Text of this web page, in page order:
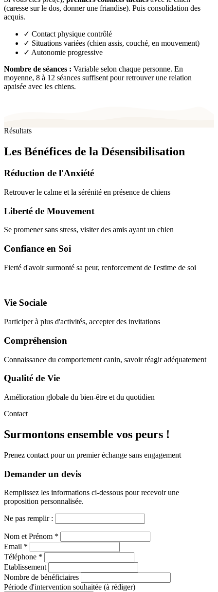
(caresse sur le dos, donner une friandise). Puis consolidation des
acquis.
✓ Contact physique contrôlé
✓ Situations variées (chien assis, couché, en mouvement)
✓ Autonomie progressive
Nombre de séances : Variable selon chaque personne. En
moyenne, 8 à 12 séances suffisent pour retrouver une relation
apaisée avec les chiens.
Résultats
Les Bénéfices de la Désensibilisation
Réduction de l'Anxiété
Retrouver le calme et la sérénité en présence de chiens
Liberté de Mouvement
Se promener sans stress, visiter des amis ayant un chien
Confiance en Soi
Fierté d'avoir surmonté sa peur, renforcement de l'estime de soi
Vie Sociale
Participer à plus d'activités, accepter des invitations
Compréhension
Connaissance du comportement canin, savoir réagir adéquatement
Qualité de Vie
Amélioration globale du bien-être et du quotidien
Contact
Surmontons ensemble vos peurs !
Prenez contact pour un premier échange sans engagement
Demander un devis
Remplissez les informations ci-dessous pour recevoir une
proposition personnalisée.
Ne pas remplir :
Nom et Prénom *
Email *
Téléphone *
Etablissement
Nombre de bénéficiaires
Période d'intervention souhaitée (à rédiger)